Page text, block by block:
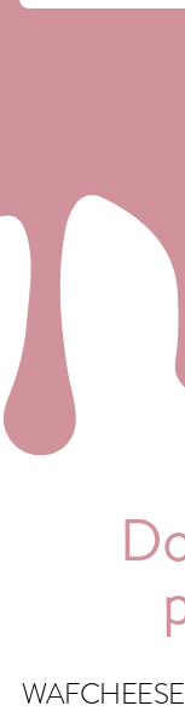
WAFCHEESE